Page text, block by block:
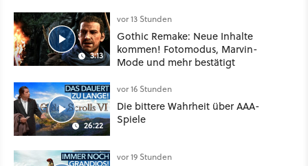
3:13
vor 13 Stunden
Gothic Remake: Neue Inhalte
kommen! Fotomodus, Marvin-
Mode und mehr bestätigt
26:22
vor 16 Stunden
Die bittere Wahrheit über AAA-
Spiele
vor 19 Stunden